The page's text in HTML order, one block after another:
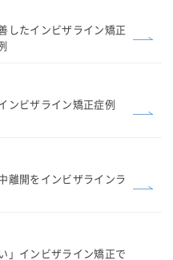
たインビザライン矯正
ンビザライン矯正症例
離開をインビザラインラ
」インビザライン矯正で